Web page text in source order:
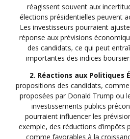
réagissent souvent aux
élections présidentielles peuvent
Les investisseurs pourraient
réponse aux prévisions
des candidats, ce qui peut
importantes des indices
2. Réactions aux Politiques
propositions des candidats,
proposées par Donald Trump ou
investissements publics
pourraient influencer les
exemple, des réductions d’impôts
comme favorables à la